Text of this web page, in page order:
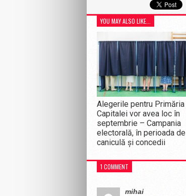
YOU MAY ALSO LIKE...
Alegerile pentru Primăria
Capitalei vor avea loc în
septembrie – Campania
electorală, în perioada de
caniculă și concedii
1 COMMENT
mihai